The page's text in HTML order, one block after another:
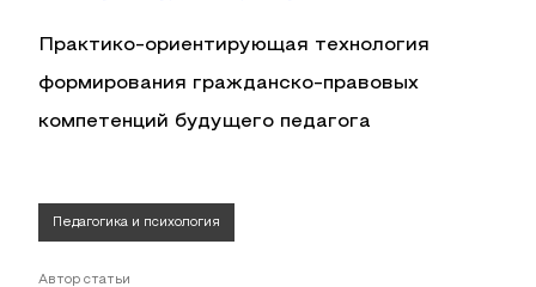
Практико-ориентирующая технология
формирования гражданско-правовых
компетенций будущего педагога
Педагогика и психология
Автор статьи